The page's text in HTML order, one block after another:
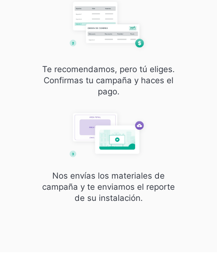
Te recomendamos, pero tú eliges.
Confirmas tu campaña y haces el
pago.
Nos envías los materiales de
campaña y te enviamos el reporte
de su instalación.